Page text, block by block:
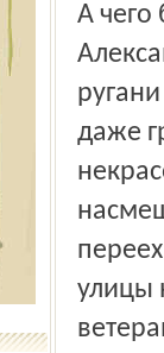
А чего
даже
улицы